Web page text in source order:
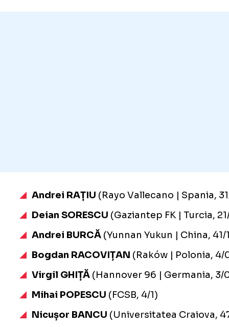
Andrei RAȚIU (Rayo Vallecano | Spania,
Deian SORESCU (Gaziantep FK | Turcia,
Andrei BURCĂ(Yunnan Yukun | China, 41/
Bogdan RACOVIȚAN (Raków | Polonia, 4/
Virgil GHIȚĂ(Hannover 96 | Germania, 3/
Mihai POPESCU (FCSB, 4/1)
Nicușor BANCU (Universitatea Craiova,